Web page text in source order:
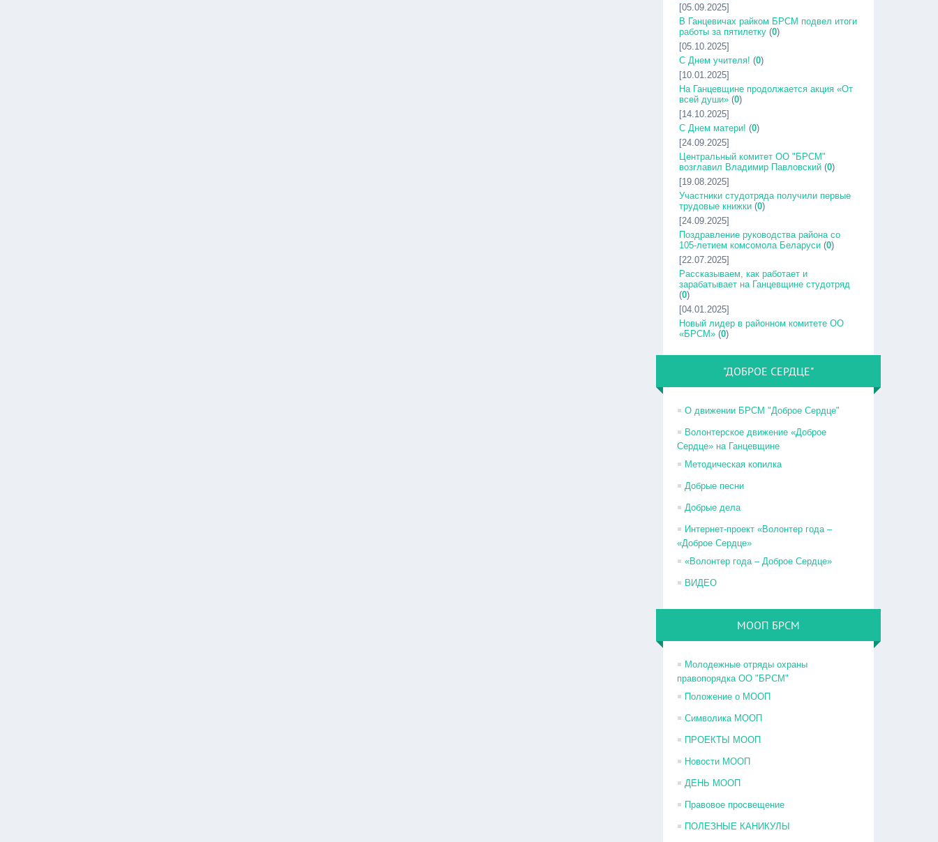
[05.09.2025]
В Ганцевичах райком БРСМ подвел итоги
работы за пятилетку (0)
[05.10.2025]
С Днем учителя! (0)
[10.01.2025]
На Ганцевщине продолжается акция «От
всей души» (0)
[14.10.2025]
С Днем матери! (0)
[24.09.2025]
Центральный комитет ОО "БРСМ"
возглавил Владимир Павловский (0)
[19.08.2025]
Участники студотряда получили первые
трудовые книжки (0)
[24.09.2025]
Поздравление руководства района со
105-летием комсомола Беларуси (0)
[22.07.2025]
Рассказываем, как работает и
зарабатывает на Ганцевщине студотряд
(0)
[04.01.2025]
Новый лидер в районном комитете ОО
«БРСМ» (0)
"ДОБРОЕ СЕРДЦЕ"
О движении БРСМ "Доброе Сердце"
Волонтерское движение «Доброе
Сердце» на Ганцевщине
Методическая копилка
Добрые песни
Добрые дела
Интернет-проект «Волонтер года –
«Доброе Сердце»
«Волонтер года – Доброе Сердце»
ВИДЕО
МООП БРСМ
Молодежные отряды охраны
правопорядка ОО "БРСМ"
Положение о МООП
Символика МООП
ПРОЕКТЫ МООП
Новости МООП
ДЕНЬ МООП
Правовое просвещение
ПОЛЕЗНЫЕ КАНИКУЛЫ